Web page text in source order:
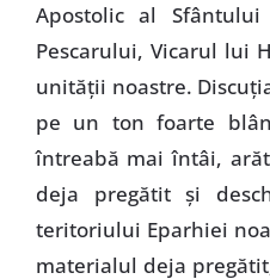
Apostolic al
Pescarului, Vicarul lui
unităţii noastre.
pe un ton foarte
întreabă mai întâi,
deja pregătit şi
teritoriului Eparhiei
materialul deja